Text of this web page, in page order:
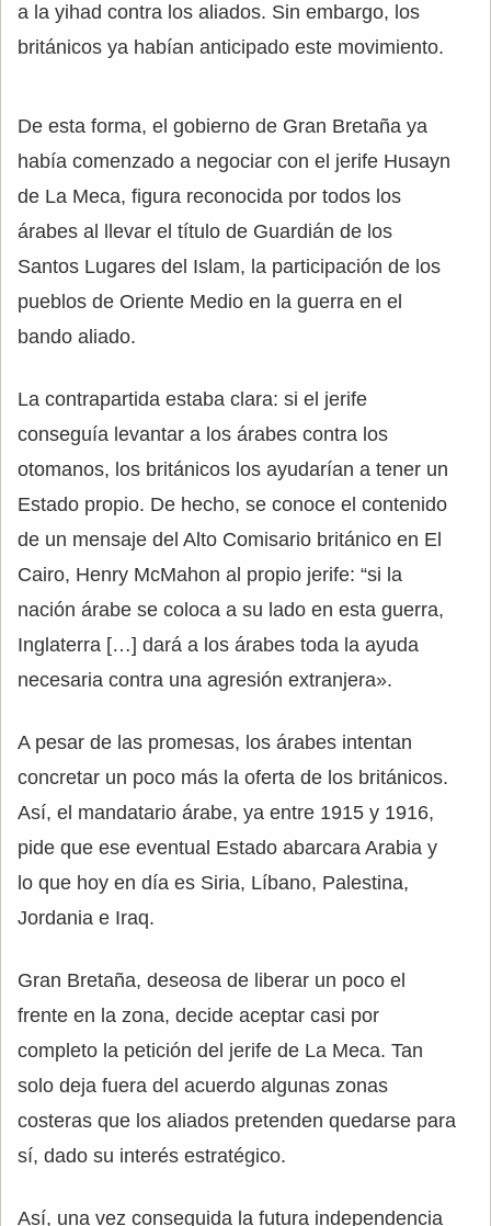
a la yihad contra los aliados. Sin embargo, los
británicos ya habían anticipado este movimiento.
De esta forma, el gobierno de Gran Bretaña ya
había comenzado a negociar con el jerife Husayn
de La Meca, figura reconocida por todos los
árabes al llevar el título de Guardián de los
Santos Lugares del Islam, la participación de los
pueblos de Oriente Medio en la guerra en el
bando aliado.
La contrapartida estaba clara: si el jerife
conseguía levantar a los árabes contra los
otomanos, los británicos los ayudarían a tener un
Estado propio. De hecho, se conoce el contenido
de un mensaje del Alto Comisario británico en El
Cairo, Henry McMahon al propio jerife: “si la
nación árabe se coloca a su lado en esta guerra,
Inglaterra […] dará a los árabes toda la ayuda
necesaria contra una agresión extranjera».
A pesar de las promesas, los árabes intentan
concretar un poco más la oferta de los británicos.
Así, el mandatario árabe, ya entre 1915 y 1916,
pide que ese eventual Estado abarcara Arabia y
lo que hoy en día es Siria, Líbano, Palestina,
Jordania e Iraq.
Gran Bretaña, deseosa de liberar un poco el
frente en la zona, decide aceptar casi por
completo la petición del jerife de La Meca. Tan
solo deja fuera del acuerdo algunas zonas
costeras que los aliados pretenden quedarse para
sí, dado su interés estratégico.
Así, una vez conseguida la futura independencia